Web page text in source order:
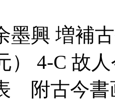
墨興 増補
） 4-C 故
附古今書